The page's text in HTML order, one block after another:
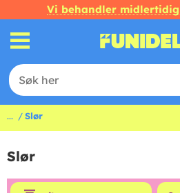
Vi behandler
... Slør
Slør